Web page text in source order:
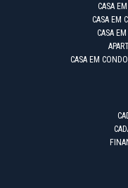
CASA
CASA EM
CASA
CASA EM